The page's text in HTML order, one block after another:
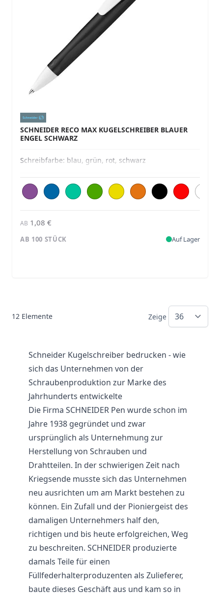
SCHNEIDER RECO MAX KUGELSCHREIBER BLAUER
ENGEL SCHWARZ
Schreibfarbe: blau, grün, rot, schwarz
AB 1,08 €
AB 100 STÜCK Auf Lager
12 Elemente Zeige
Schneider Kugelschreiber bedrucken - wie
sich das Unternehmen von der
Schraubenproduktion zur Marke des
Jahrhunderts entwickelte
Die Firma SCHNEIDER Pen wurde schon im
Jahre 1938 gegründet und zwar
ursprünglich als Unternehmung zur
Herstellung von Schrauben und
Drahtteilen. In der schwierigen Zeit nach
Kriegsende musste sich das Unternehmen
neu ausrichten um am Markt bestehen zu
können. Ein Zufall und der Pioniergeist des
damaligen Unternehmers half den,
richtigen und bis heute erfolgreichen, Weg
zu beschreiten. SCHNEIDER produzierte
damals Teile für einen
Füllfederhalterproduzenten als Zulieferer,
baute dieses Geschäft aus und kam so in